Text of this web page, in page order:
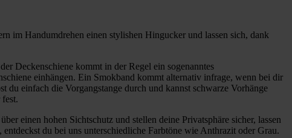
im Handumdrehen einen stylishen Hingucker und lassen sich, dank
Deckenschiene kommt in der Regel ein sogenanntes
einhängen. Ein Smokband kommt alternativ infrage, wenn bei dir
du einfach die Vorgangstange durch und kannst schwarze Vorhänge
einen hohen Sichtschutz und stellen deine Privatsphäre sicher, lassen
du bei uns unterschiedliche Farbtöne wie Anthrazit oder Grau.